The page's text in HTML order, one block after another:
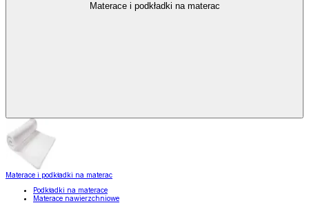
Materace i podkładki na materac
Materace i podkładki na materac
Podkładki na materace
Materace nawierzchniowe